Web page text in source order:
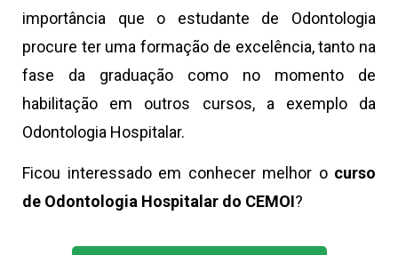
importância que o estudante de Odontologia
procure ter uma formação de excelência, tanto na
fase da graduação como no momento de
habilitação em outros cursos, a exemplo da
Odontologia Hospitalar.
Ficou interessado em conhecer melhor o curso
de Odontologia Hospitalar do CEMOI?